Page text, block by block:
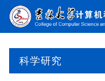
科学研究